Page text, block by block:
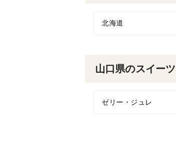
北海道
山口県のスイー
ゼリー・ジュレ